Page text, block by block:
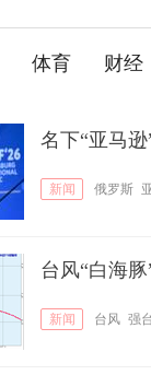
体育 财经
名下“亚马
新闻 俄罗斯
台风“白海
新闻 台风 强